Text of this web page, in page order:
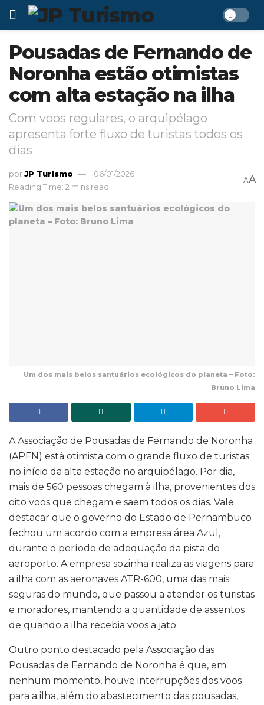
Pousadas de Fernando de
Noronha estão otimistas
com alta estação na ilha
Com voos regulares, o arquipélago
apresenta forte fluxo de turistas todos os
dias
porJP Turismo
06/01/2026
Reading Time: 2 mins read
AA
Um dos mais belos santuários ecológicos do planeta – Foto:
Bruno Lima
A Associação de Pousadas de Fernando de Noronha
(APFN) está otimista com o grande fluxo de turistas
no início da alta estação no arquipélago. Por dia,
mais de 560 pessoas chegam à ilha, provenientes dos
oito voos que chegam e saem todos os dias. Vale
destacar que o governo do Estado de Pernambuco
fechou um acordo com a empresa área Azul,
durante o período de adequação da pista do
aeroporto. A empresa sozinha realiza as viagens para
a ilha com as aeronaves ATR-600, uma das mais
seguras do mundo, que passou a atender os turistas
e moradores, mantendo a quantidade de assentos
de quando a ilha recebia voos a jato.
Outro ponto destacado pela Associação das
Pousadas de Fernando de Noronha é que, em
nenhum momento, houve interrupções dos voos
para a ilha, além do abastecimento das pousadas,